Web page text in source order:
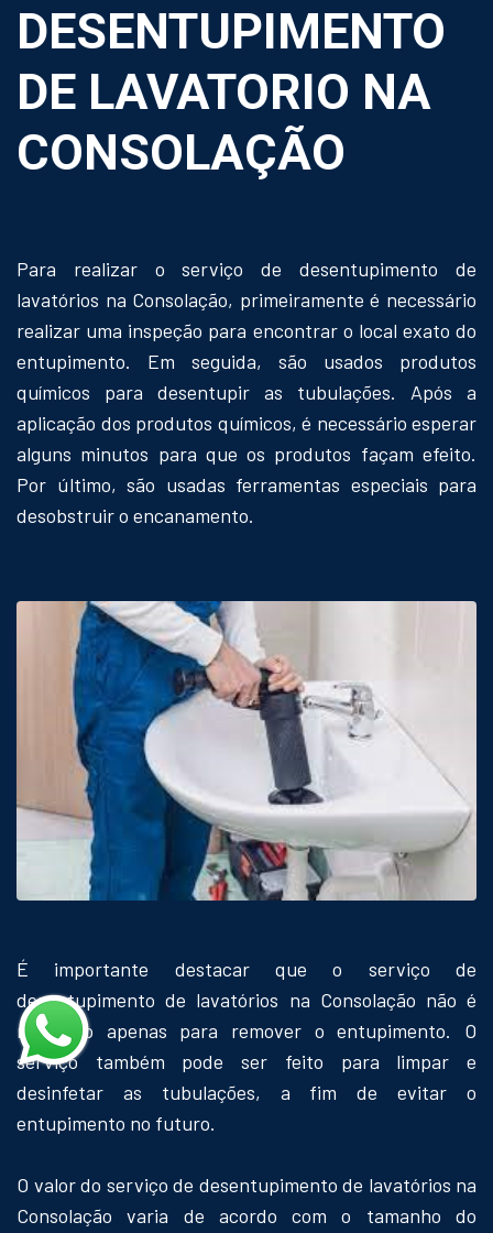
DESENTUPIMENTO
DE LAVATORIO NA
CONSOLAÇÃO
Para realizar o serviço de desentupimento de
lavatórios na Consolação, primeiramente é necessário
realizar uma inspeção para encontrar o local exato do
entupimento. Em seguida, são usados produtos
químicos para desentupir as tubulações. Após a
aplicação dos produtos químicos, é necessário esperar
alguns minutos para que os produtos façam efeito.
Por último, são usadas ferramentas especiais para
desobstruir o encanamento.
É importante destacar que o serviço de
desentupimento de lavatórios na Consolação não é
realizado apenas para remover o entupimento. O
serviço também pode ser feito para limpar e
desinfetar as tubulações, a fim de evitar o
entupimento no futuro.
O valor do serviço de desentupimento de lavatórios na
Consolação varia de acordo com o tamanho do